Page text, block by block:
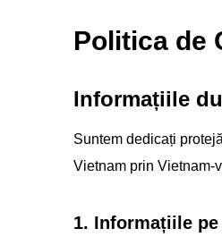
Politica de
Informațiile
Suntem dedicați
Vietnam prin Vietnam-
1. Informațiile